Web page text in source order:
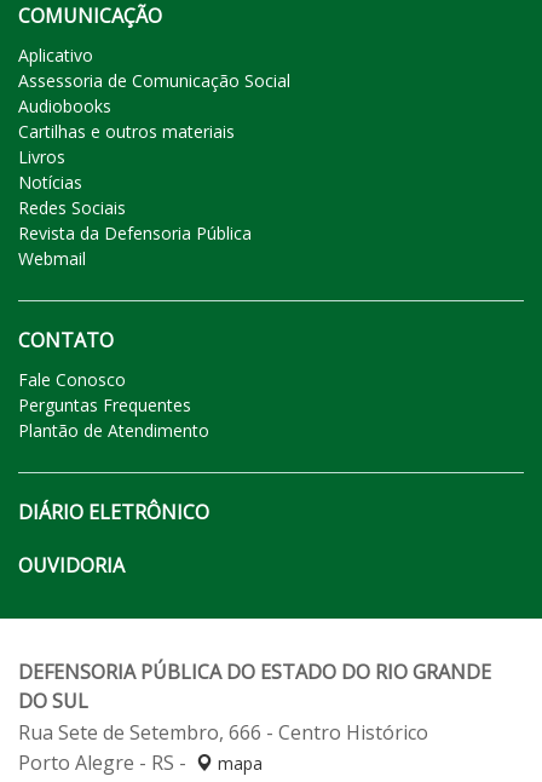
COMUNICAÇÃO
Aplicativo
Assessoria de Comunicação Social
Audiobooks
Cartilhas e outros materiais
Livros
Notícias
Redes Sociais
Revista da Defensoria Pública
Webmail
CONTATO
Fale Conosco
Perguntas Frequentes
Plantão de Atendimento
DIÁRIO ELETRÔNICO
OUVIDORIA
DEFENSORIA PÚBLICA DO ESTADO DO RIO GRANDE
DO SUL
Rua Sete de Setembro, 666 - Centro Histórico
Porto Alegre - RS -
mapa